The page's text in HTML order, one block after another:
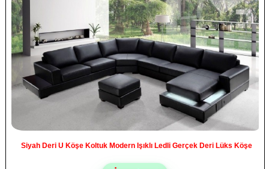
Siyah Deri U Köşe Koltuk Modern Işıklı Ledli Gerçek Deri Lüks Köşe